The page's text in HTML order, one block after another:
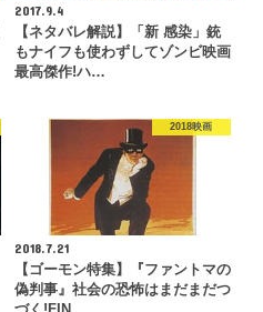
2017.9.4
【ネタバレ解説】「新 感染」銃
もナイフも使わずしてゾンビ映画
最高傑作!ハ…
2018映画
2018.7.21
【ゴーモン特集】『ファントマの
偽判事』社会の恐怖はまだまだつ